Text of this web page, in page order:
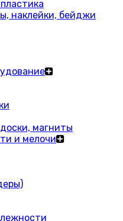
наклейки, бейджи
магниты
и мелочи